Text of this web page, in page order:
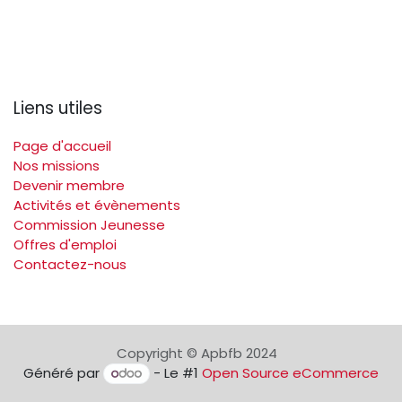
Liens utiles
Page d'accueil
Nos missions
Devenir membre
Activités et évènements
Commission Jeunesse
Offres d'emploi
Contactez-nous
Copyright © Apbfb 2024
Généré par
- Le #1 Open Source eCommerce